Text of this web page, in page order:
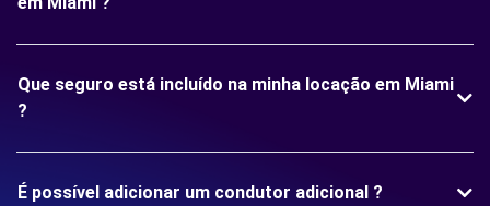
Que seguro está incluído na minha locação em Miami
?
É possível adicionar um condutor adicional ?